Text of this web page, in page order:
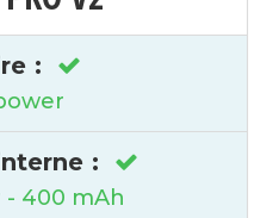
:
:
400 mAh